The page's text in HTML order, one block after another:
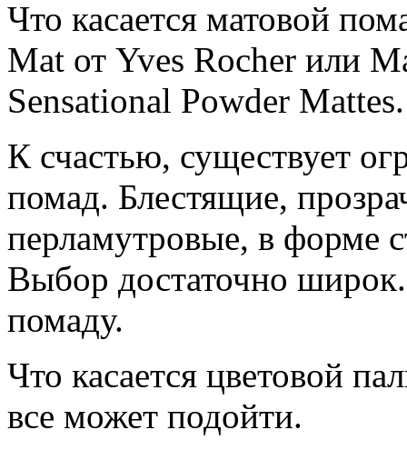
Что касается матовой
Mat от Yves Rocher или
Sensational Powder Mattes.
К счастью, существует
помад. Блестящие,
перламутровые, в форме
Выбор достаточно
помаду.
Что касается цветовой
все может подойти.